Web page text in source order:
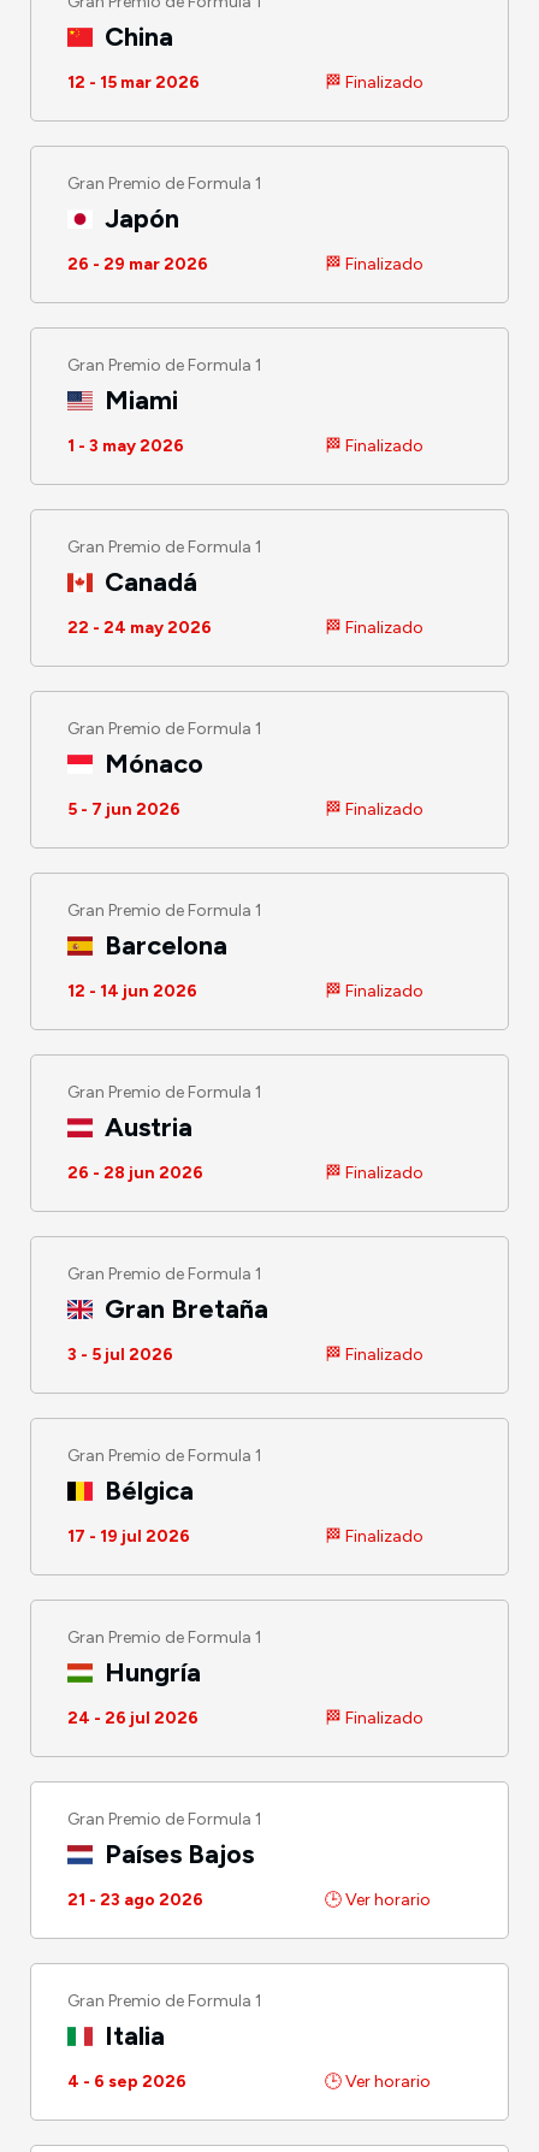
China
12 - 15 mar 2026 🏁 Finalizado
Gran Premio de Formula 1
Japón
26 - 29 mar 2026 🏁 Finalizado
Gran Premio de Formula 1
Miami
1 - 3 may 2026 🏁 Finalizado
Gran Premio de Formula 1
Canadá
22 - 24 may 2026 🏁 Finalizado
Gran Premio de Formula 1
Mónaco
5 - 7 jun 2026 🏁 Finalizado
Gran Premio de Formula 1
Barcelona
12 - 14 jun 2026 🏁 Finalizado
Gran Premio de Formula 1
Austria
26 - 28 jun 2026 🏁 Finalizado
Gran Premio de Formula 1
Gran Bretaña
3 - 5 jul 2026 🏁 Finalizado
Gran Premio de Formula 1
Bélgica
17 - 19 jul 2026 🏁 Finalizado
Gran Premio de Formula 1
Hungría
24 - 26 jul 2026 🏁 Finalizado
Gran Premio de Formula 1
Países Bajos
21 - 23 ago 2026 🕒 Ver horario
Gran Premio de Formula 1
Italia
4 - 6 sep 2026 🕒 Ver horario